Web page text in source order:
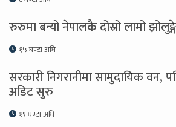
रुरुमा बन्यो नेपालकै दोस्रो लामो
१५ घण्टा अघि
सरकारी निगरानीमा सामुदायिक वन,
अडिट सुरु
१९ घण्टा अघि